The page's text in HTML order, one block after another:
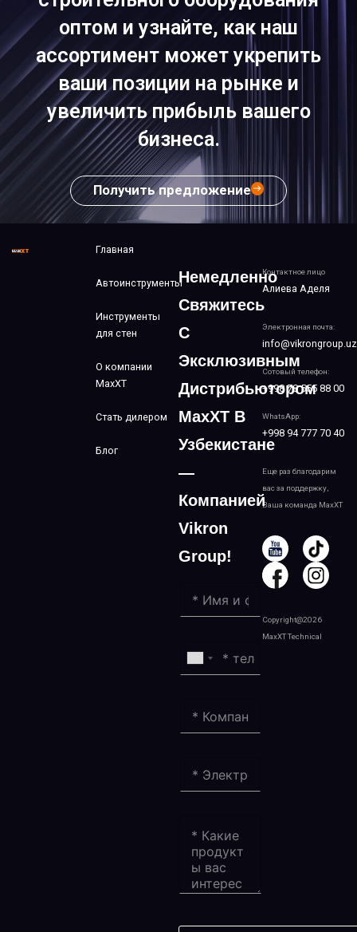
оптом и узнайте, как наш
ассортимент может укрепить
ваши позиции на рынке и
увеличить прибыль вашего
бизнеса.
Получить предложение
Контактное лицо
Алиева Аделя
Электронная почта:
info@vikrongroup.uz
Сотовый телефон:
+998 78 555 88 00
WhatsApp:
+998 94 777 70 40
Еще раз благодарим
вас за поддержку,
Ваша команда MaxXT
Copyright@2026
MaxXT Technical
Главная
Автоинструменты
Инструменты
для стен
О компании
MaxXT
Стать дилером
Блог
Немедленно
Свяжитесь
С
Эксклюзивным
Дистрибьютором
MaxXT В
Узбекистане
—
Компанией
Vikron
Group!